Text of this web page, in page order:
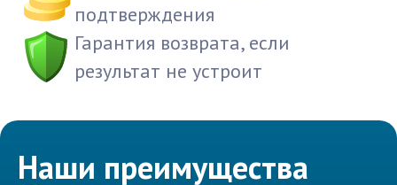
подтверждения
Гарантия возврата, если
результат не устроит
Наши преимущества